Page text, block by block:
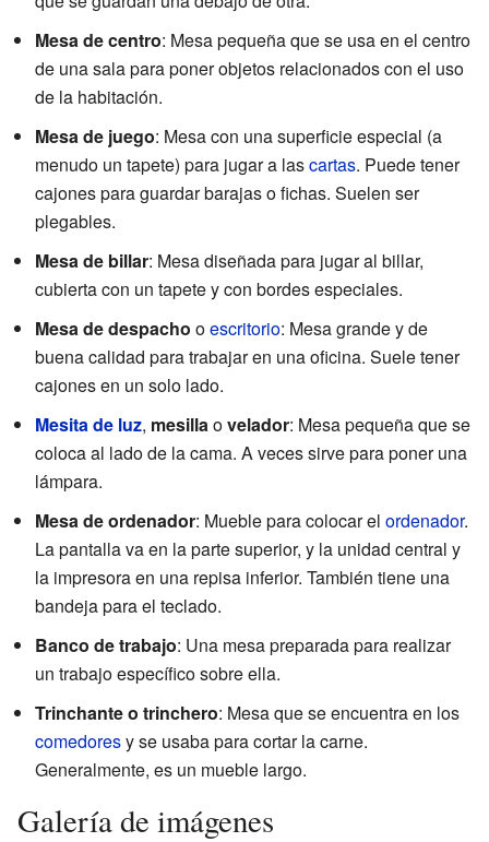
Mesa de centro: Mesa pequeña que se usa en el centro
de una sala para poner objetos relacionados con el uso
de la habitación.
Mesa de juego: Mesa con una superficie especial (a
menudo un tapete) para jugar a lascartas. Puede tener
cajones para guardar barajas o fichas. Suelen ser
plegables.
Mesa de billar: Mesa diseñada para jugar al billar,
cubierta con un tapete y con bordes especiales.
Mesa de despacho oescritorio: Mesa grande y de
buena calidad para trabajar en una oficina. Suele tener
cajones en un solo lado.
Mesita de luz, mesillaovelador: Mesa pequeña que se
coloca al lado de la cama. A veces sirve para poner una
lámpara.
Mesa de ordenador: Mueble para colocar el ordenador.
La pantalla va en la parte superior, y la unidad central y
la impresora en una repisa inferior. También tiene una
bandeja para el teclado.
Banco de trabajo: Una mesa preparada para realizar
un trabajo específico sobre ella.
Trinchante o trinchero: Mesa que se encuentra en los
comedoresy se usaba para cortar la carne.
Generalmente, es un mueble largo.
Galería de imágenes